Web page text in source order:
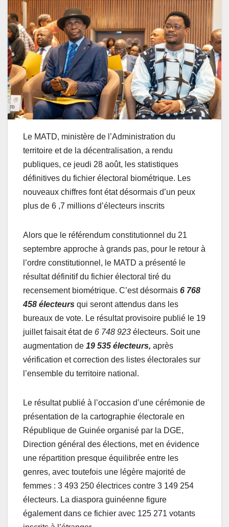
Le MATD, ministère de l’Administration du
territoire et de la décentralisation, a rendu
publiques, ce jeudi 28 août, les statistiques
définitives du fichier électoral biométrique. Les
nouveaux chiffres font état désormais d’un peux
plus de 6 ,7 millions d’électeurs inscrits
Alors que le référendum constitutionnel du 21
septembre approche à grands pas, pour le retour à
l’ordre constitutionnel, le MATD a présenté le
résultat définitif du fichier électoral tiré du
recensement biométrique. C’est désormais 6 768
458 électeurs qui seront attendus dans les
bureaux de vote. Le résultat provisoire publié le 19
juillet faisait état de 6 748 923 électeurs. Soit une
augmentation de 19 535 électeurs, après
vérification et correction des listes électorales sur
l’ensemble du territoire national.
Le résultat publié à l’occasion d’une cérémonie de
présentation de la cartographie électorale en
République de Guinée organisé par la DGE,
Direction général des élections, met en évidence
une répartition presque équilibrée entre les
genres, avec toutefois une légère majorité de
femmes : 3 493 250 électrices contre 3 149 254
électeurs. La diaspora guinéenne figure
également dans ce fichier avec 125 271 votants